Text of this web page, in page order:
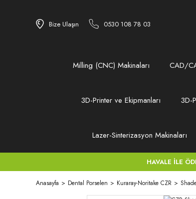
Bize Ulaşın 0530 108 78 03
Milling (CNC) Makinaları CAD/
3D-Printer ve Ekipmanları 3D-
Lazer-Sinterizasyon Makinaları
HAVALE İLE
Anasayfa Dental Porselen Kuraray-Noritake CZR